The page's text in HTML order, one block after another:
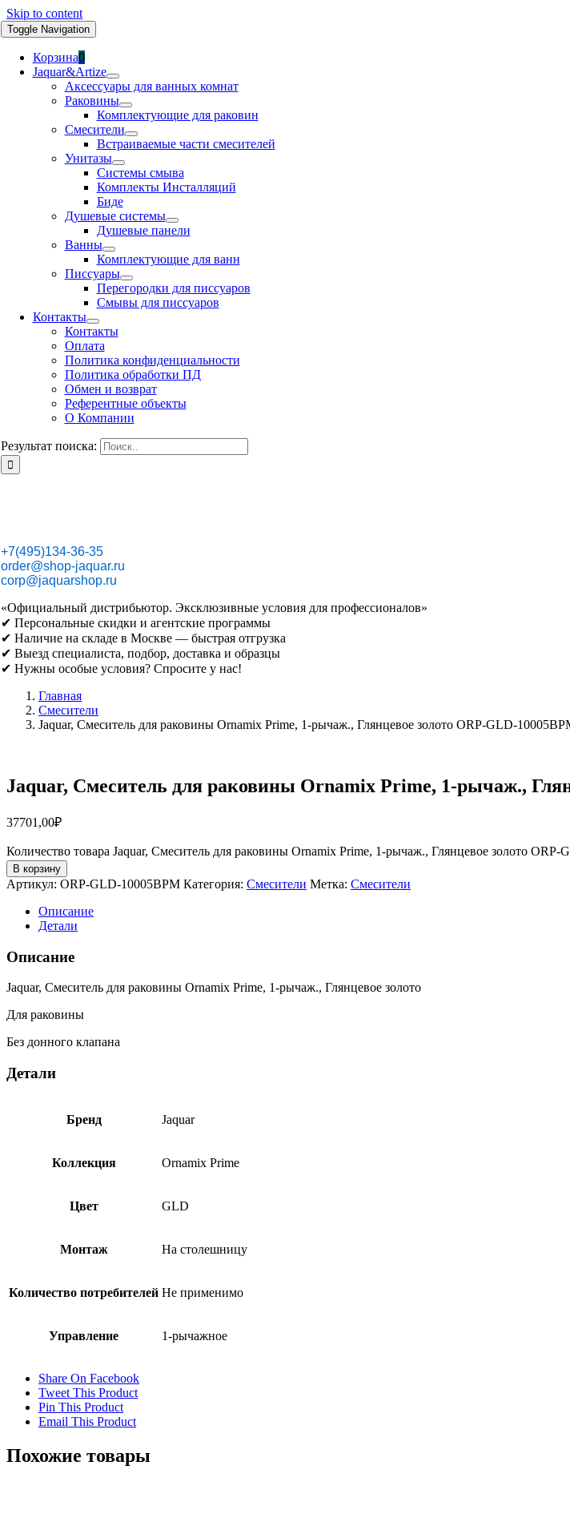
Skip to content
Toggle Navigation
Корзина0
Jaquar&Artize
Аксессуары для ванных комнат
Раковины
Комплектующие для раковин
Смесители
Встраиваемые части смесителей
Унитазы
Системы смыва
Комплекты Инсталляций
Биде
Душевые системы
Душевые панели
Ванны
Комплектующие для ванн
Писсуары
Перегородки для писсуаров
Смывы для писсуаров
Контакты
Контакты
Оплата
Политика конфиденциальности
Политика обработки ПД
Обмен и возврат
Референтные объекты
О Компании
Результат поиска:
+7(495)134-36-35
order@shop-jaquar.ru
corp@jaquarshop.ru
«Официальный дистрибьютор. Эксклюзивные условия для профессионалов»
✔ Персональные скидки и агентские программы
✔ Наличие на складе в Москве — быстрая отгрузка
✔ Выезд специалиста, подбор, доставка и образцы
✔ Нужны особые условия? Спросите у нас!
Главная
Смесители
Jaquar, Смеситель для раковины Ornamix Prime, 1-рычаж., Глянцевое золото ORP-GLD-
Jaquar, Смеситель для раковины Ornamix Prime, 1-рычаж.,
37701,00₽
Количество товара Jaquar, Смеситель для раковины Ornamix Prime, 1-рычаж., Глянцевое золото ORP-
В корзину
Артикул: ORP-GLD-10005BPM Категория: Смесители Метка: Смесители
Описание
Детали
Описание
Jaquar, Смеситель для раковины Ornamix Prime, 1-рычаж., Глянцевое золото
Для раковины
Без донного клапана
Детали
Бренд Jaquar
Коллекция Ornamix Prime
Цвет GLD
Монтаж На столешницу
Количество потребителей Не применимо
Управление 1-рычажное
Share On Facebook
Tweet This Product
Pin This Product
Email This Product
Похожие товары